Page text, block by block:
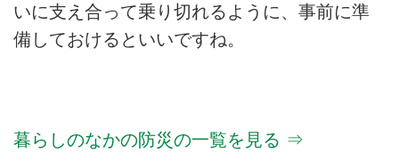
いに支え合って乗り切れるように、事前に準
備しておけるといいですね。
暮らしのなかの防災の一覧を見る ⇒